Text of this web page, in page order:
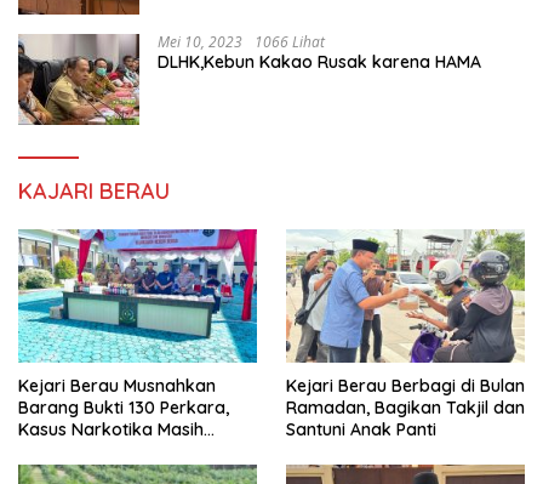
Mei 10, 2023 1066 Lihat
DLHK,Kebun Kakao Rusak karena HAMA
KAJARI BERAU
Kejari Berau Musnahkan
Barang Bukti 130 Perkara,
Kasus Narkotika Masih
Kejari Berau Berbagi di Bulan
Ramadan, Bagikan Takjil dan
Santuni Anak Panti